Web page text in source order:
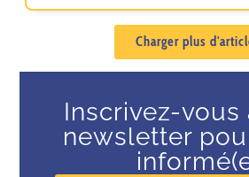
Charger plus
Inscrivez-vous
newsletter